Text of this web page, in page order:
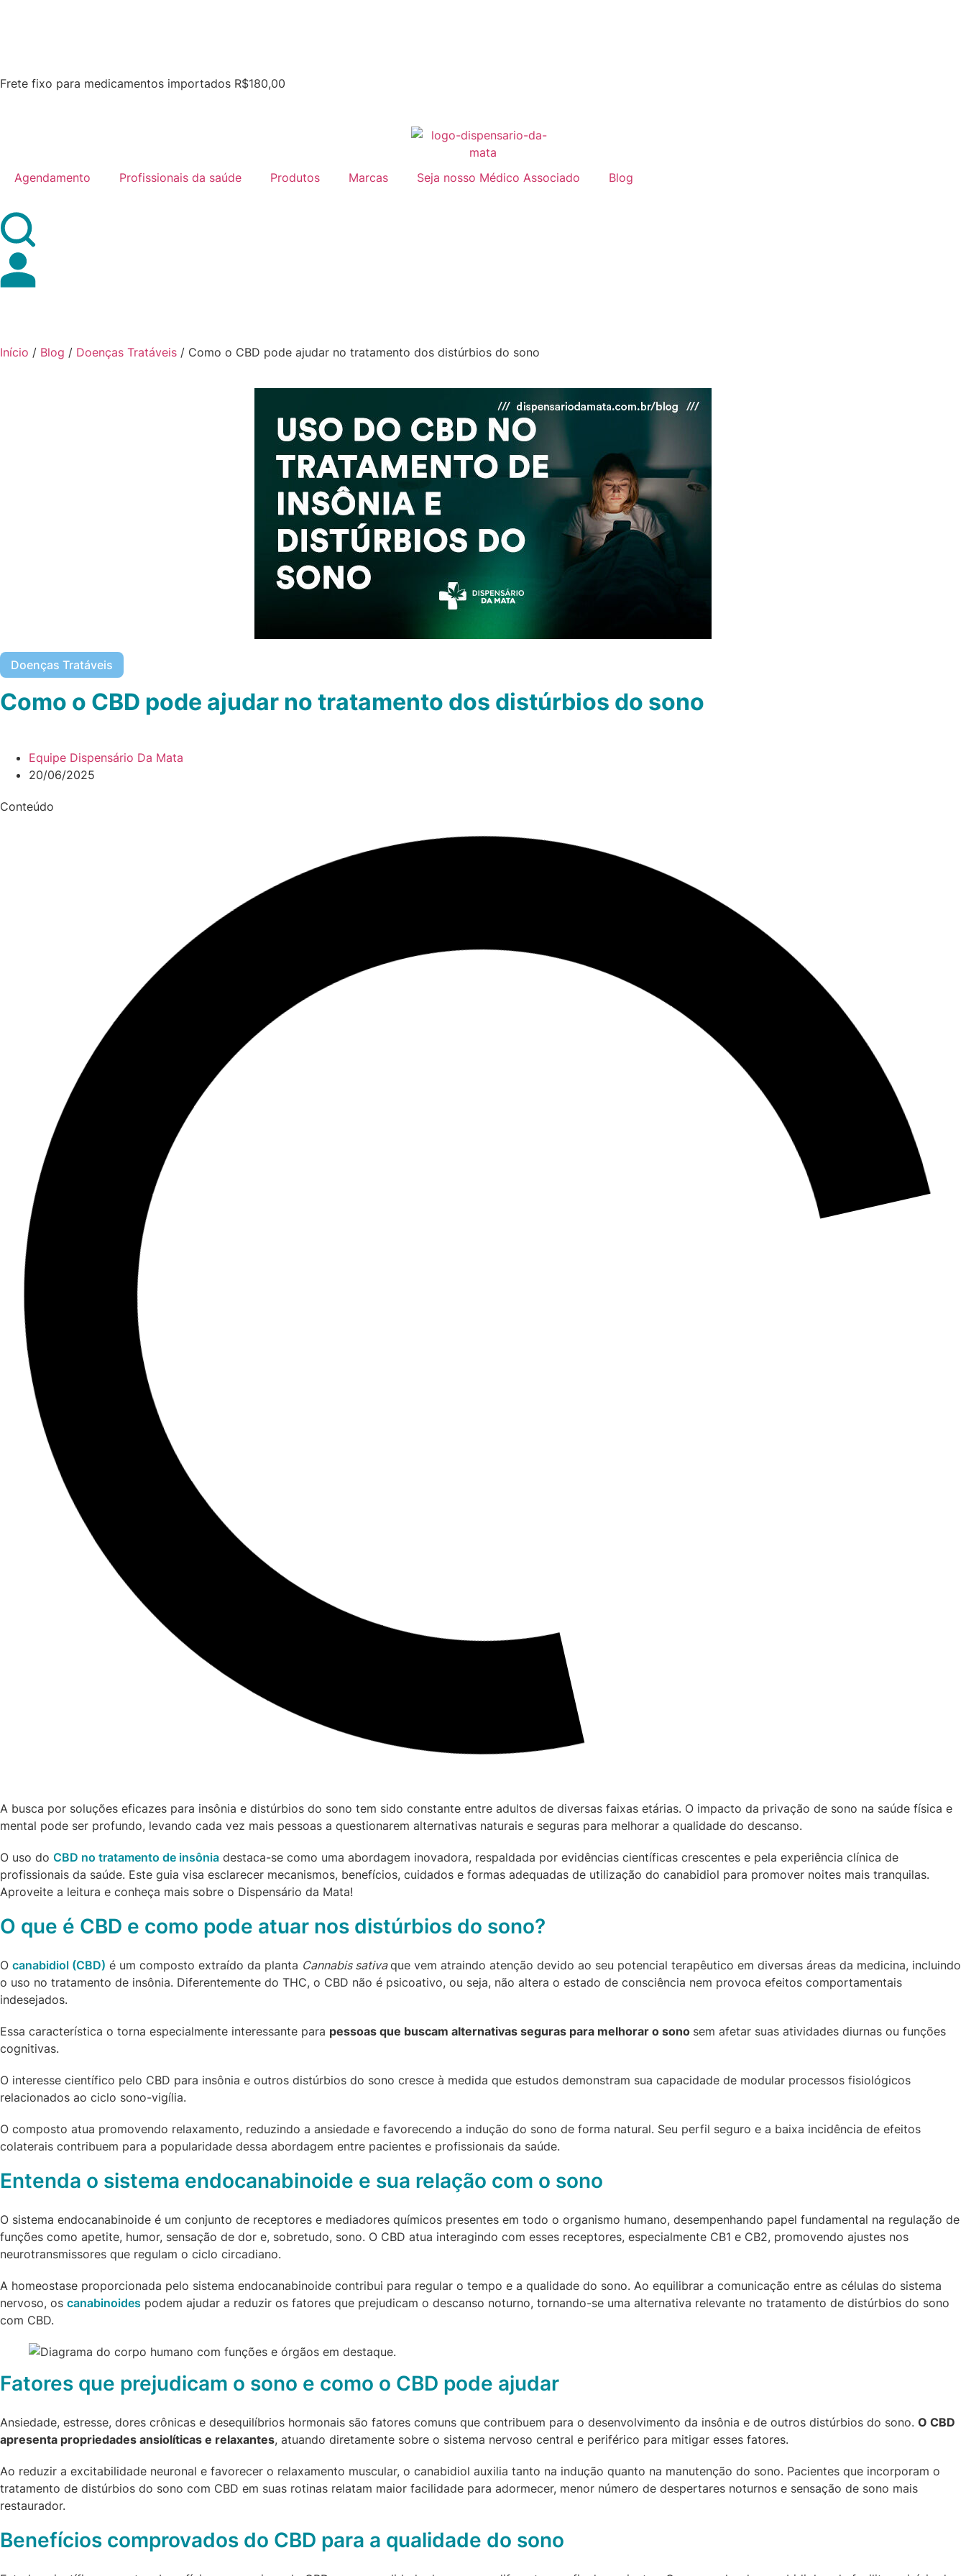
Frete fixo para medicamentos importados R$180,00
Agendamento Profissionais da saúde Produtos Marcas Seja nosso Médico Associado Blog
Início / Blog / Doenças Tratáveis / Como o CBD pode ajudar no tratamento dos distúrbios do sono
Doenças Tratáveis
Como o CBD pode ajudar no tratamento dos distúrbios do sono
Equipe Dispensário Da Mata
20/06/2025
Conteúdo
A busca por soluções eficazes para insônia e distúrbios do sono tem sido constante entre adultos de diversas faixas etárias. O impacto da privação de sono na saúde física e
mental pode ser profundo, levando cada vez mais pessoas a questionarem alternativas naturais e seguras para melhorar a qualidade do descanso.
O uso do CBD no tratamento de insônia destaca-se como uma abordagem inovadora, respaldada por evidências científicas crescentes e pela experiência clínica de
profissionais da saúde. Este guia visa esclarecer mecanismos, benefícios, cuidados e formas adequadas de utilização do canabidiol para promover noites mais tranquilas.
Aproveite a leitura e conheça mais sobre o Dispensário da Mata!
O que é CBD e como pode atuar nos distúrbios do sono?
O canabidiol (CBD) é um composto extraído da planta Cannabis sativaque vem atraindo atenção devido ao seu potencial terapêutico em diversas áreas da medicina, incluindo
o uso no tratamento de insônia. Diferentemente do THC, o CBD não é psicoativo, ou seja, não altera o estado de consciência nem provoca efeitos comportamentais
indesejados.
Essa característica o torna especialmente interessante para pessoas que buscam alternativas seguras para melhorar o sono sem afetar suas atividades diurnas ou funções
cognitivas.
O interesse científico pelo CBD para insônia e outros distúrbios do sono cresce à medida que estudos demonstram sua capacidade de modular processos fisiológicos
relacionados ao ciclo sono-vigília.
O composto atua promovendo relaxamento, reduzindo a ansiedade e favorecendo a indução do sono de forma natural. Seu perfil seguro e a baixa incidência de efeitos
colaterais contribuem para a popularidade dessa abordagem entre pacientes e profissionais da saúde.
Entenda o sistema endocanabinoide e sua relação com o sono
O sistema endocanabinoide é um conjunto de receptores e mediadores químicos presentes em todo o organismo humano, desempenhando papel fundamental na regulação de
funções como apetite, humor, sensação de dor e, sobretudo, sono. O CBD atua interagindo com esses receptores, especialmente CB1 e CB2, promovendo ajustes nos
neurotransmissores que regulam o ciclo circadiano.
A homeostase proporcionada pelo sistema endocanabinoide contribui para regular o tempo e a qualidade do sono. Ao equilibrar a comunicação entre as células do sistema
nervoso, os canabinoides podem ajudar a reduzir os fatores que prejudicam o descanso noturno, tornando-se uma alternativa relevante no tratamento de distúrbios do sono
com CBD.
Fatores que prejudicam o sono e como o CBD pode ajudar
Ansiedade, estresse, dores crônicas e desequilíbrios hormonais são fatores comuns que contribuem para o desenvolvimento da insônia e de outros distúrbios do sono. O CBD
apresenta propriedades ansiolíticas e relaxantes, atuando diretamente sobre o sistema nervoso central e periférico para mitigar esses fatores.
Ao reduzir a excitabilidade neuronal e favorecer o relaxamento muscular, o canabidiol auxilia tanto na indução quanto na manutenção do sono. Pacientes que incorporam o
tratamento de distúrbios do sono com CBD em suas rotinas relatam maior facilidade para adormecer, menor número de despertares noturnos e sensação de sono mais
restaurador.
Benefícios comprovados do CBD para a qualidade do sono